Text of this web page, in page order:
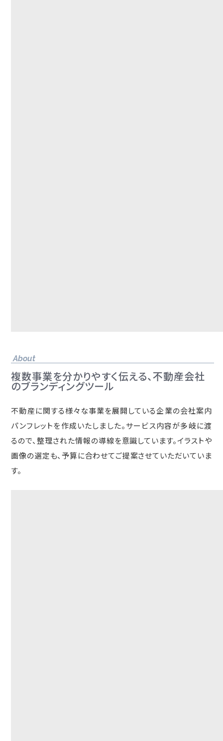
About
複数事業を分かりやすく伝える、不動産会社
のブランディングツール
不動産に関する様々な事業を展開している企業の会社案内
パンフレットを作成いたしました。サービス内容が多岐に渡
るので、整理された情報の導線を意識しています。イラストや
画像の選定も、予算に合わせてご提案させていただいていま
す。